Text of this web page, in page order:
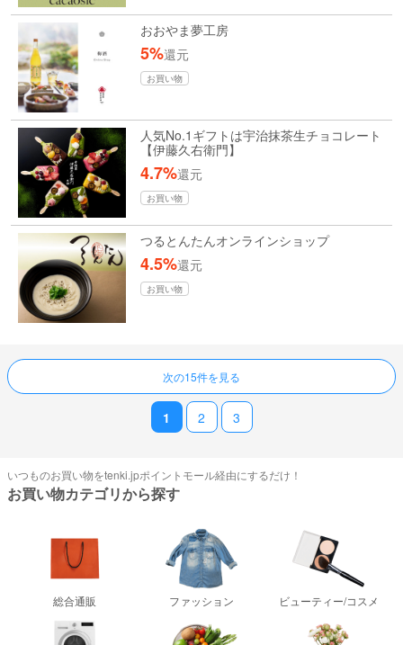
おおやま夢工房
5%還元
お買い物
人気No.1ギフトは宇治抹茶生チョコレート
【伊藤久右衛門】
4.7%還元
お買い物
つるとんたんオンラインショップ
4.5%還元
お買い物
ページ送り
次の15件を見る
1 2 3
いつものお買い物をtenki.jpポイントモール経由にするだけ！
お買い物カテゴリから探す
総合通販 ファッション ビューティー/コスメ